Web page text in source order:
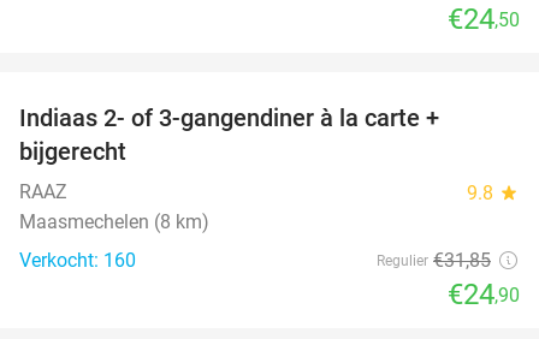
€24,50
Indiaas 2- of 3-gangendiner à la carte +
bijgerecht
RAAZ 9.8 star
Maasmechelen (8 km)
Verkocht: 160
Regulier €31,85
€24,90